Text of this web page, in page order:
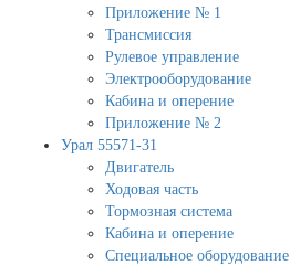
Приложение № 1
Трансмиссия
Рулевое управление
Электрооборудование
Кабина и оперение
Приложение № 2
Урал 55571-31
Двигатель
Ходовая часть
Тормозная система
Кабина и оперение
Специальное оборудование